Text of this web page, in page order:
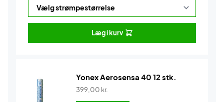
Læg i kurv
Yonex Aerosensa 40 12 stk.
399,00 kr.